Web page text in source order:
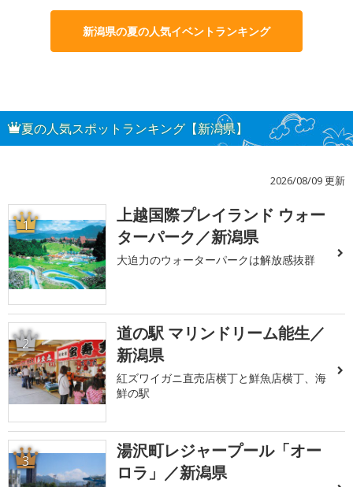
新潟県の夏の人気イベントランキング
夏の人気スポットランキング【新潟県】
2026/08/09 更新
1
上越国際プレイランド ウォー
ターパーク／新潟県
大迫力のウォーターパークは解放感抜群
2
道の駅 マリンドリーム能生／
新潟県
紅ズワイガニ直売店横丁と鮮魚店横丁、海
鮮の駅
3
湯沢町レジャープール「オー
ロラ」／新潟県